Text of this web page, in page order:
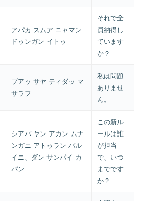
アパカ スムア ニャマン
ドゥンガン イトゥ
それで全
員納得し
ています
か？
ブアッ サヤ ティダッ マ
サラフ
私は問題
ありませ
ん。
シアパ ヤン アカン ムナ
ンガニ アトゥラン バル
イニ、ダン サンパイ カ
パン
この新ル
ールは誰
が担当
で、いつ
までです
か？